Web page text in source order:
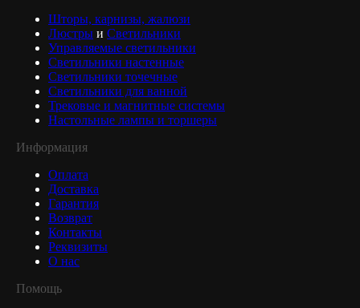
Шторы, карнизы, жалюзи
Люстры и Светильники
Управляемые светильники
Светильники настенные
Светильники точечные
Светильники для ванной
Трековые и магнитные системы
Настольные лампы и торшеры
Информация
Оплата
Доставка
Гарантия
Возврат
Контакты
Реквизиты
О нас
Помощь